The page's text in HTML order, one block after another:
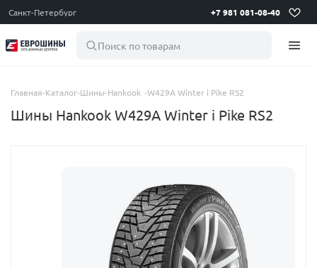
Санкт-Петербург +7 981 081-08-40
Поиск по товарам
Главная-Каталог-Шины-Hankook -W429A Winter i Pike RS2
Шины Hankook W429A Winter i Pike RS2